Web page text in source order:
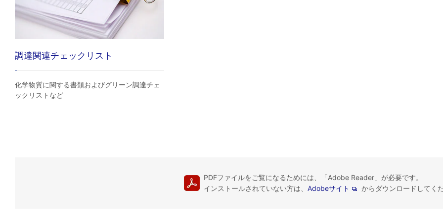
調達関連チェックリスト
化学物質に関する書類およびグリーン調達チェ
ックリストなど
PDFファイルをご覧になるためには、「Adobe Reader」が必要です。
インストールされていない方は、 Adobeサイト からダウンロードしてく